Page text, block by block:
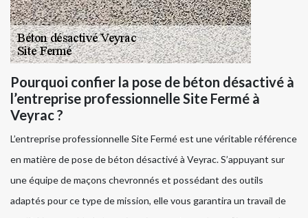
Pourquoi confier la pose de béton désactivé à
l’entreprise professionnelle Site Fermé à
Veyrac ?
L’entreprise professionnelle Site Fermé est une véritable référence
en matière de pose de béton désactivé à Veyrac. S’appuyant sur
une équipe de maçons chevronnés et possédant des outils
adaptés pour ce type de mission, elle vous garantira un travail de